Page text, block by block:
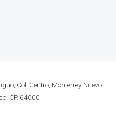
Col. Centro, Monterrey Nuevo
CP. 64000